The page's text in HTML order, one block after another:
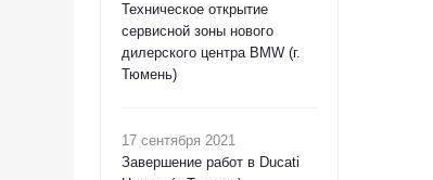
Техническое открытие
сервисной зоны нового
дилерского центра BMW (г.
Тюмень)
17 сентября 2021
Завершение работ в Ducati